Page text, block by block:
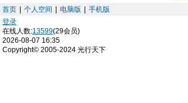
首页
个人空间 电脑版
手机版
登录
在线人数:13599(29会员)
2026-08-07 16:35
Copyright© 2005-2024 光行天下